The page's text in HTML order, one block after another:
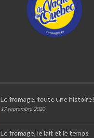
Le fromage, toute une histoire!
17 septembre 2020
Le fromage, le lait et le temps